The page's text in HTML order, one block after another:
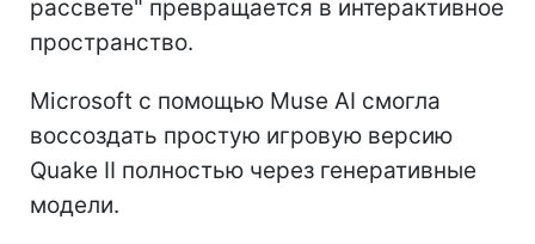
рассвете" превращается в интерактивное
пространство.
Microsoft с помощью Muse AI смогла
воссоздать простую игровую версию
Quake II полностью через генеративные
модели.